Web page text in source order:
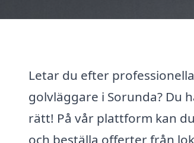
Letar du efter
golvläggare i Sorunda? Du
rätt! På vår plattform kan
och beställa offerter från